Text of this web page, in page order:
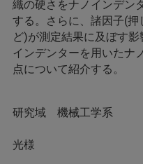
織の硬さをナノインデン
する。さらに、諸因子(
ど)が測定結果に及ぼす
インデンターを用いたナ
点について紹介する。
金沢
研究域 機械工学系
准教
光様